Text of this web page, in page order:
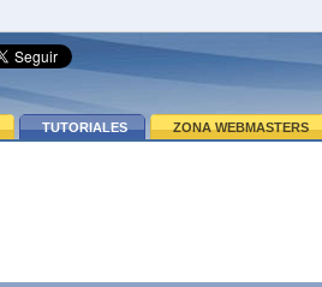
TUTORIALES ZONA WEBMASTERS